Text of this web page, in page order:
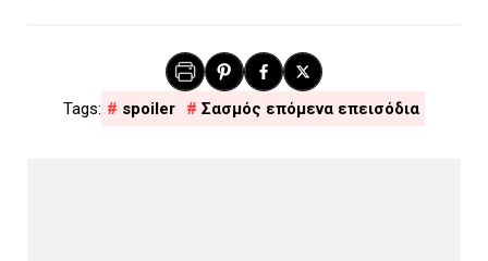
spoiler Σασμός επόμενα επεισόδια